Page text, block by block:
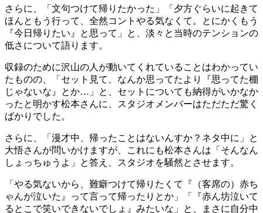
さらに、「文句つけて帰りたかった」「夕方ぐらいに起きて
ほんともう行って、全然コントやる気なくて。とにかくもう
『今日帰りたい』と思って」と、淡々と当時のテンションの
低さについて語ります。
収録のために沢山の人が動いてくれていることはわかってい
たものの、「セット見て、なんか思ってたより『思ってた棚
じゃないな』とか…」と、セットについても納得がいかなか
ったと明かす松本さんに、スタジオメンバーはただただ驚く
ばかりでした。
さらに、「漫才中、帰ったことはないんすか？ネタ中に」と
大悟さんが問いかけますが、これにも松本さんは「そんなん
しょっちゅうよ」と答え、スタジオを騒然とさせます。
「やる気ないから、難癖つけて帰りたくて『（客席の）赤ち
ゃんが泣いた』って言って帰ったりとか」「『赤ん坊泣いて
るとこで笑いできないでしょ』みたいな」と、まさに自分中